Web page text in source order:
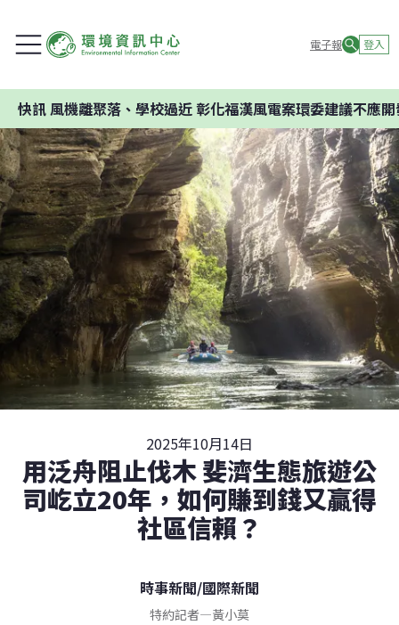
電子報 登入
聚落、學校過近 彰化福漢風電案環委建議不應開發
2025年10月14日
用泛舟阻止伐木 斐濟生態旅遊公
司屹立20年，如何賺到錢又贏得
社區信賴？
時事新聞/國際新聞
特約記者—黃小莫